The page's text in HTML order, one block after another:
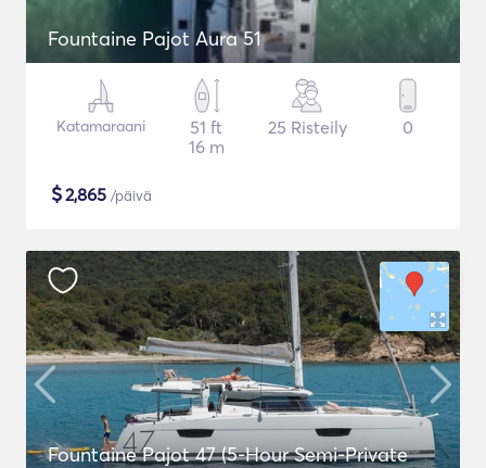
Fountaine Pajot Aura 51
Katamaraani
51 ft
16 m
25 Risteily 0
$2,865 /päivä
Fountaine Pajot 47 (5-Hour Semi-Private